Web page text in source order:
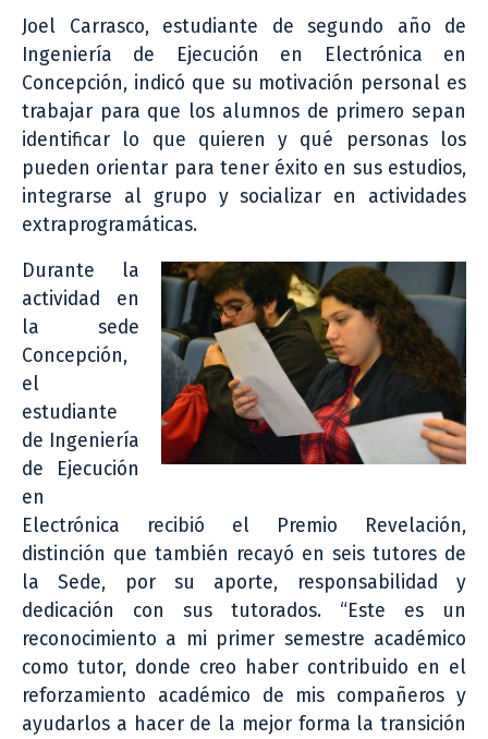
Joel Carrasco, estudiante de segundo año de
Ingeniería de Ejecución en Electrónica en
Concepción, indicó que su motivación personal es
trabajar para que los alumnos de primero sepan
identificar lo que quieren y qué personas los
pueden orientar para tener éxito en sus estudios,
integrarse al grupo y socializar en actividades
extraprogramáticas.
Durante la
actividad en
la sede
Concepción,
el
estudiante
de Ingeniería
de Ejecución
en
Electrónica recibió el Premio Revelación,
distinción que también recayó en seis tutores de
la Sede, por su aporte, responsabilidad y
dedicación con sus tutorados. “Este es un
reconocimiento a mi primer semestre académico
como tutor, donde creo haber contribuido en el
reforzamiento académico de mis compañeros y
ayudarlos a hacer de la mejor forma la transición